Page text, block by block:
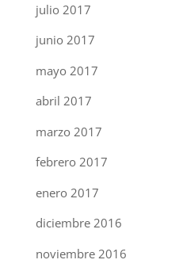
julio 2017
junio 2017
mayo 2017
abril 2017
marzo 2017
febrero 2017
enero 2017
diciembre 2016
noviembre 2016